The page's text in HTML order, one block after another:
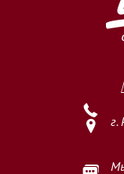
3. Важные
3.1. Продавец не
без
3.2. Покупатель
и иные
г.